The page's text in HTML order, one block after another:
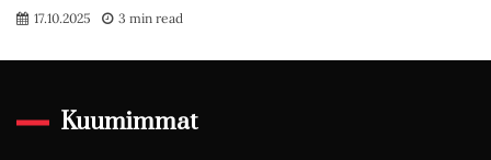
17.10.2025 3 min read
Kuumimmat